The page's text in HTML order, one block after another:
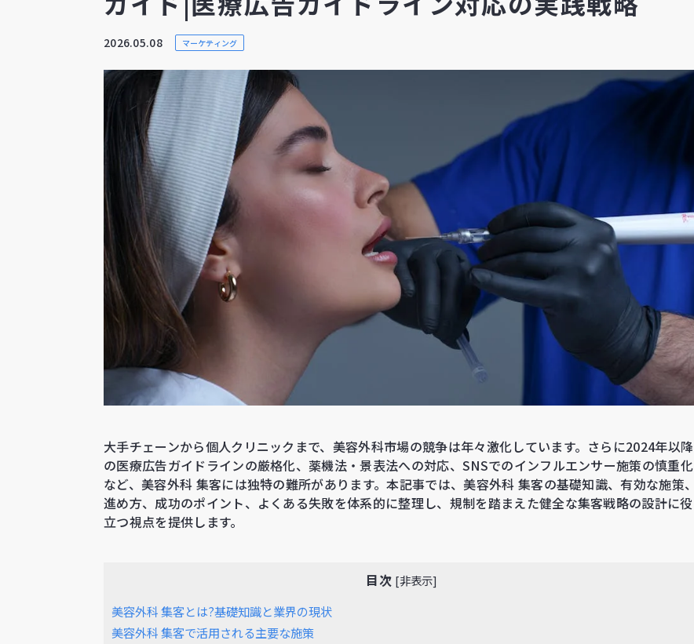
2026.05.08 マーケティング
大手チェーンから個人クリニックまで、美容外科市場の競争は年々激化しています。さらに2024年以降
の医療広告ガイドラインの厳格化、薬機法・景表法への対応、SNSでのインフルエンサー施策の慎重化
など、美容外科 集客には独特の難所があります。本記事では、美容外科 集客の基礎知識、有効な施策、
進め方、成功のポイント、よくある失敗を体系的に整理し、規制を踏まえた健全な集客戦略の設計に役
立つ視点を提供します。
目次 [非表示]
美容外科 集客とは?基礎知識と業界の現状
美容外科 集客で活用される主要な施策